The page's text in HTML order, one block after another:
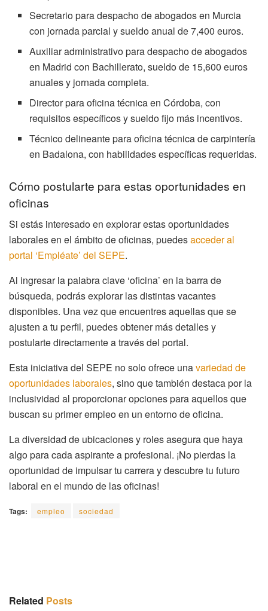
Secretario para despacho de abogados en Murcia
con jornada parcial y sueldo anual de 7,400 euros.
Auxiliar administrativo para despacho de abogados
en Madrid con Bachillerato, sueldo de 15,600 euros
anuales y jornada completa.
Director para oficina técnica en Córdoba, con
requisitos específicos y sueldo fijo más incentivos.
Técnico delineante para oficina técnica de carpintería
en Badalona, con habilidades específicas requeridas.
Cómo postularte para estas oportunidades en
oficinas
Si estás interesado en explorar estas oportunidades
laborales en el ámbito de oficinas, puedesacceder al
portal ‘Empléate’ del SEPE.
Al ingresar la palabra clave ‘oficina’ en la barra de
búsqueda, podrás explorar las distintas vacantes
disponibles. Una vez que encuentres aquellas que se
ajusten a tu perfil, puedes obtener más detalles y
postularte directamente a través del portal.
Esta iniciativa del SEPE no solo ofrece unavariedad de
oportunidades laborales, sino que también destaca por la
inclusividad al proporcionar opciones para aquellos que
buscan su primer empleo en un entorno de oficina.
La diversidad de ubicaciones y roles asegura que haya
algo para cada aspirante a profesional. ¡No pierdas la
oportunidad de impulsar tu carrera y descubre tu futuro
laboral en el mundo de las oficinas!
Tags: empleo sociedad
Related Posts